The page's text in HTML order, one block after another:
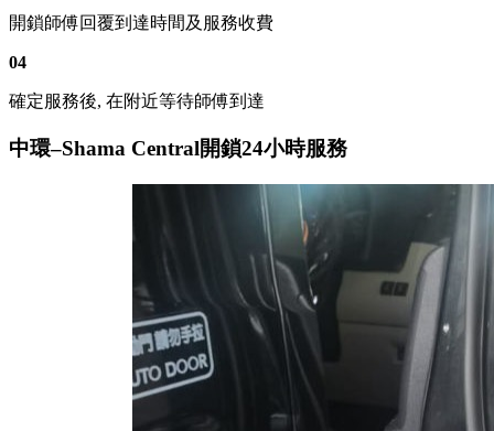
開鎖師傅回覆到達時間及服務收費
04
確定服務後, 在附近等待師傅到達
中環–Shama Central開鎖24小時服務